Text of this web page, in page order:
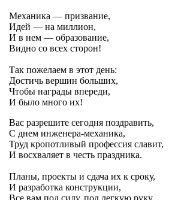
Механика — призвание,
Идей — на миллион,
И в нем — образование,
Видно со всех сторон!
Так пожелаем в этот день:
Достичь вершин больших,
Чтобы награды впереди,
И было много их!
Вас разрешите сегодня поздравить,
С днем инженера-механика,
Труд кропотливый профессия славит,
И восхваляет в честь праздника.
Планы, проекты и сдача их к сроку,
И разработка конструкции,
Все вам под силу, под легкую руку,